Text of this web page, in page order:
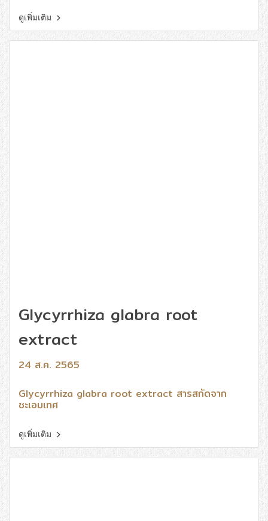
ดูเพิ่มเติม
Glycyrrhiza glabra root
extract
24 ส.ค. 2565
Glycyrrhiza glabra root extract สารสกัดจาก
ชะเอมเทศ
ดูเพิ่มเติม